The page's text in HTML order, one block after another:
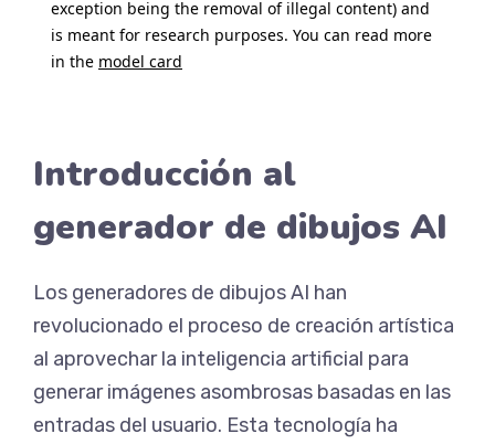
Introducción al
generador de dibujos AI
Los generadores de dibujos AI han
revolucionado el proceso de creación artística
al aprovechar la inteligencia artificial para
generar imágenes asombrosas basadas en las
entradas del usuario. Esta tecnología ha